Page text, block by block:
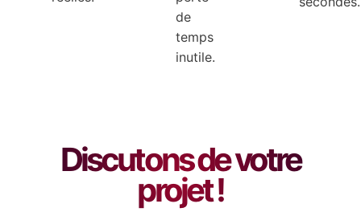
de
temps
inutile.
Discutons de votre
projet !